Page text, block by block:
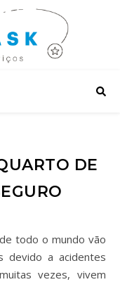
DE
devido a acidentes
vezes, vivem